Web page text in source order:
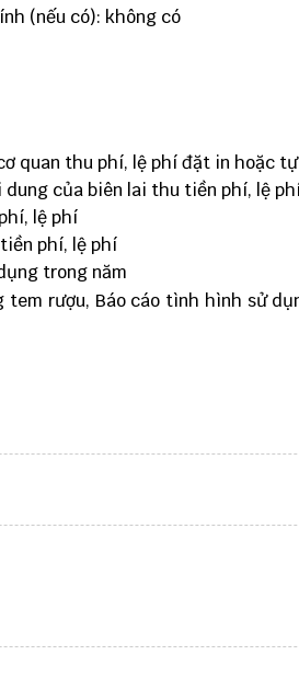
(nếu có): không có
quan thu phí, lệ phí đặt in hoặc
của biên lai thu tiền phí, lệ
lệ phí
phí, lệ phí
trong năm
rượu, Báo cáo tình hình sử